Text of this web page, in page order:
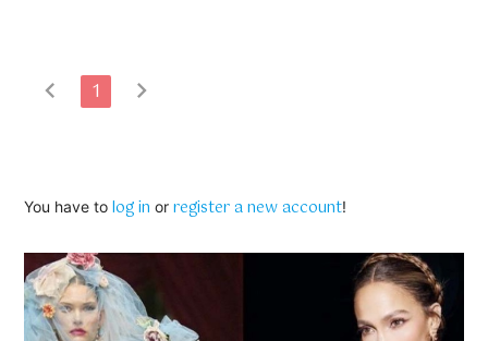
chevron_left 1 chevron_right
You have tolog in orregister a new account!